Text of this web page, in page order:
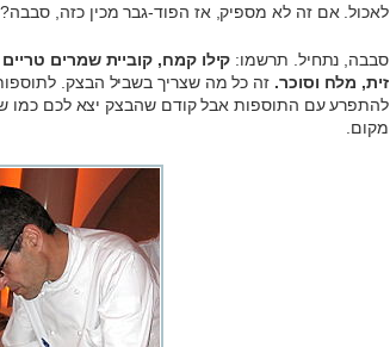
לאכול. אם זה לא מספיק, אז הפוד-גבר מכין כזה,
סבבה, נתחיל. תרשמו: קילו קמח, קוביית שמרים טריים
זית, מלח וסוכר. זה כל מה שצריך בשביל הבצק.
להתפרע עם התוספות אבל קודם שהבצק יצא לכם כמו
מקום.